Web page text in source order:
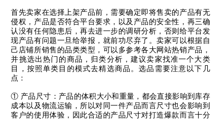
首先卖家在选择上架产品前，需要确定即将售卖的产品有无
侵权，产品是否符合平台要求，以及产品的安全性，再三确
认没有任何隐患后，再去进一步的调研分析，否则给平台发
现产品有问题一旦给举报，就前功尽弃了。卖家可以根据自
己店铺所销售的品类类型，可以多参考各大网站热销产品，
并挑选出热门的商品，归类分析，建议卖家找准一个大类
目，按照单类目的模式去精选商品。选品需要注意以下几
点：
① 产品尺寸：产品的体积大小和重量，都会直接影响到库存
成本以及物流运输，所以对同一件产品而言尺寸也会影响到
客户的使用体验，因此合适的产品尺寸对打造爆款而言十分